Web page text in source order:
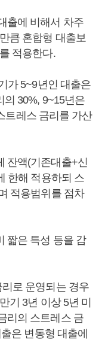
출에 비해서 차주
큼 혼합형 대출보
적용한다.
가 5~9년인 대출은
의 30%, 9~15년은
트레스 금리를 가산
잔액(기존대출+신
한해 적용하되 스
적용범위를 점차
짧은 특성 등을 감
로 운영되는 경우
기 3년 이상 5년 미
리의 스트레스 금
은 변동형 대출에